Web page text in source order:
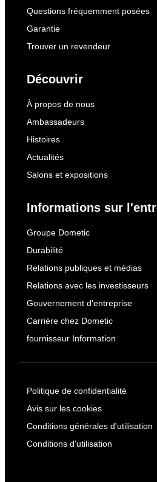
Questions fréquemment posées
Garantie
Trouver un revendeur
Découvrir
À propos de nous
Ambassadeurs
Histoires
Actualités
Salons et expositions
Informations sur
Groupe Dometic
Durabilité
Relations publiques et médias
Relations avec les investisseurs
Gouvernement d'entreprise
Carrière chez Dometic
fournisseur Information
Politique de confidentialité
Avis sur les cookies
Conditions générales d'utilisation
Conditions d'utilisation